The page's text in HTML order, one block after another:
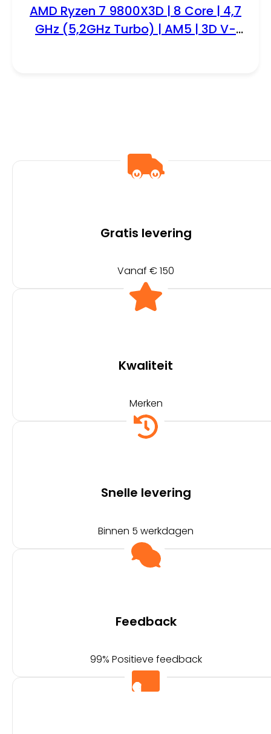
AMD Ryzen 7 9800X3D | 8 Core | 4,7
GHz (5,2GHz Turbo) | AM5 | 3D V-
Gratis levering
Vanaf € 150
Kwaliteit
Merken
Snelle levering
Binnen 5 werkdagen
Feedback
99% Positieve feedback